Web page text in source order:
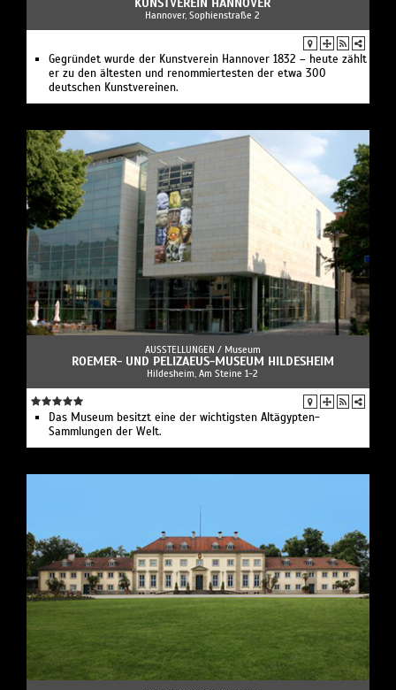
Hannover, Sophienstraße 2
Gegründet wurde der Kunstverein Hannover 1832 – heute zählt
er zu den ältesten und renommiertesten der etwa 300
deutschen Kunstvereinen.
AUSSTELLUNGEN / Museum
ROEMER- UND PELIZAEUS-MUSEUM HILDESHEIM
Hildesheim, Am Steine 1-2
Das Museum besitzt eine der wichtigsten Altägypten-
Sammlungen der Welt.